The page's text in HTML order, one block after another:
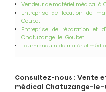
Vendeur de matériel médical à
Entreprise de location de
Goubet
Entreprise de réparation et
Chatuzange-le-Goubet
Fournisseurs de matériel
Consultez-nous : Vente
médical Chatuzange-le-